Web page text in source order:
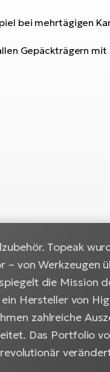
bei mehrtägigen
Gepäckträgern
Topeak
von Werkzeugen
die Mission
Hersteller von
zahlreiche
Das Portfolio